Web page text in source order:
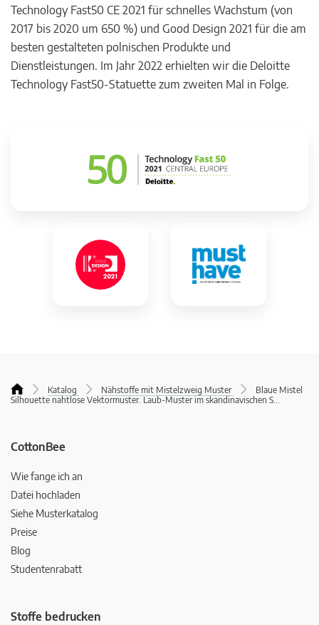
Technology Fast50 CE 2021 für schnelles Wachstum (von
2017 bis 2020 um 650 %) und Good Design 2021 für die am
besten gestalteten polnischen Produkte und
Dienstleistungen. Im Jahr 2022 erhielten wir die Deloitte
Technology Fast50-Statuette zum zweiten Mal in Folge.
Katalog Nähstoffe mit Mistelzweig Muster
Blaue Mistel
Silhouette nahtlose Vektormuster. Laub-Muster im skandinavischen S...
CottonBee
Wie fange ich an
Datei hochladen
Siehe Musterkatalog
Preise
Blog
Studentenrabatt
Stoffe bedrucken